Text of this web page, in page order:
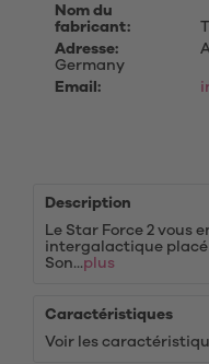
Nom du
fabricant:
Adresse:
Germany
Email:
Description
Le Star Force 2 vous
intergalactique placé
Son...plus
Caractéristiques
Voir les